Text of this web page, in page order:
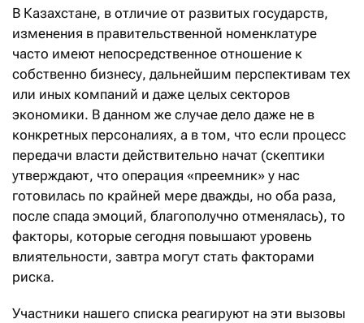
В Казахстане, в отличие от развитых государств,
изменения в правительственной номенклатуре
часто имеют непосредственное отношение к
собственно бизнесу, дальнейшим перспективам тех
или иных компаний и даже целых секторов
экономики. В данном же случае дело даже не в
конкретных персоналиях, а в том, что если процесс
передачи власти действительно начат (скептики
утверждают, что операция «преемник» у нас
готовилась по крайней мере дважды, но оба раза,
после спада эмоций, благополучно отменялась), то
факторы, которые сегодня повышают уровень
влиятельности, завтра могут стать факторами
риска.
Участники нашего списка реагируют на эти вызовы